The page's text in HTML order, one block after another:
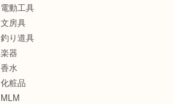
電動工具
文房具
釣り道具
楽器
香水
化粧品
MLM